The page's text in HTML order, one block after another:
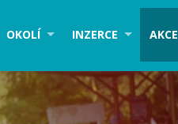
OKOLÍ INZERCE AKCE